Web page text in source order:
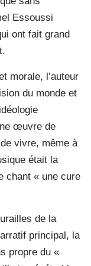
Essoussi
ont fait grand
morale, l’auteur
du monde et
œuvre de
vivre, même à
était la
chant « une cure
de la
principal, la
propre du «